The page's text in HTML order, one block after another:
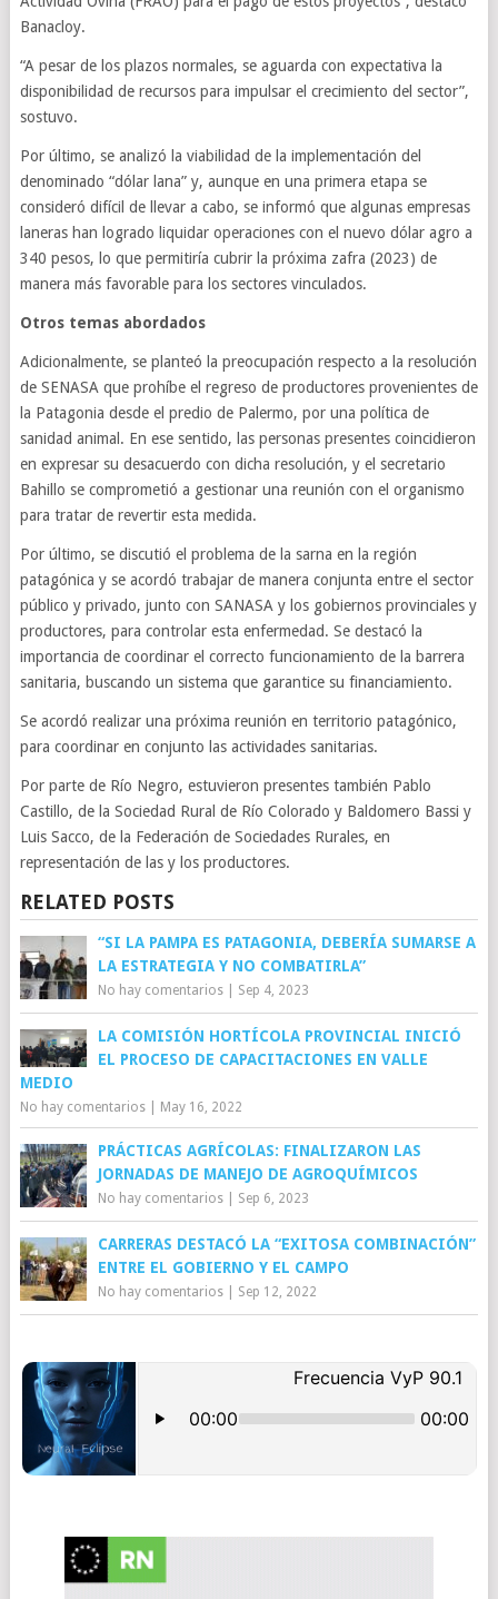
Banacloy.
“A pesar de los plazos normales, se aguarda con expectativa la
disponibilidad de recursos para impulsar el crecimiento del sector”,
sostuvo.
Por último, se analizó la viabilidad de la implementación del
denominado “dólar lana” y, aunque en una primera etapa se
consideró difícil de llevar a cabo, se informó que algunas empresas
laneras han logrado liquidar operaciones con el nuevo dólar agro a
340 pesos, lo que permitiría cubrir la próxima zafra (2023) de
manera más favorable para los sectores vinculados.
Otros temas abordados
Adicionalmente, se planteó la preocupación respecto a la resolución
de SENASA que prohíbe el regreso de productores provenientes de
la Patagonia desde el predio de Palermo, por una política de
sanidad animal. En ese sentido, las personas presentes coincidieron
en expresar su desacuerdo con dicha resolución, y el secretario
Bahillo se comprometió a gestionar una reunión con el organismo
para tratar de revertir esta medida.
Por último, se discutió el problema de la sarna en la región
patagónica y se acordó trabajar de manera conjunta entre el sector
público y privado, junto con SANASA y los gobiernos provinciales y
productores, para controlar esta enfermedad. Se destacó la
importancia de coordinar el correcto funcionamiento de la barrera
sanitaria, buscando un sistema que garantice su financiamiento.
Se acordó realizar una próxima reunión en territorio patagónico,
para coordinar en conjunto las actividades sanitarias.
Por parte de Río Negro, estuvieron presentes también Pablo
Castillo, de la Sociedad Rural de Río Colorado y Baldomero Bassi y
Luis Sacco, de la Federación de Sociedades Rurales, en
representación de las y los productores.
RELATED POSTS
“SI LA PAMPA ES PATAGONIA, DEBERÍA SUMARSE A
LA ESTRATEGIA Y NO COMBATIRLA”
No hay comentarios| Sep 4, 2023
LA COMISIÓN HORTÍCOLA PROVINCIAL INICIÓ
EL PROCESO DE CAPACITACIONES EN VALLE
MEDIO
No hay comentarios| May 16, 2022
PRÁCTICAS AGRÍCOLAS: FINALIZARON LAS
JORNADAS DE MANEJO DE AGROQUÍMICOS
No hay comentarios| Sep 6, 2023
CARRERAS DESTACÓ LA “EXITOSA COMBINACIÓN”
ENTRE EL GOBIERNO Y EL CAMPO
No hay comentarios| Sep 12, 2022